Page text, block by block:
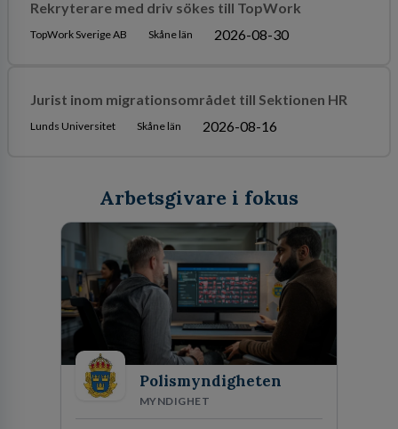
Rekryterare med driv sökes till TopWork
TopWork Sverige AB Skåne län 2026-08-30
Jurist inom migrationsområdet till Sektionen HR
Lunds Universitet Skåne län 2026-08-16
Arbetsgivare i fokus
Polismyndigheten
MYNDIGHET